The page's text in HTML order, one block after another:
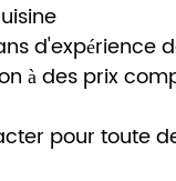
à des prix
pour toute